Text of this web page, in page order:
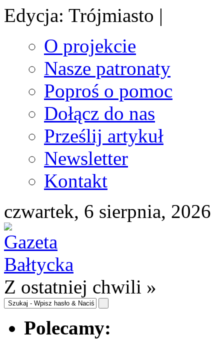
Edycja: Trójmiasto |
O projekcie
Nasze patronaty
Poproś o pomoc
Dołącz do nas
Prześlij artykuł
Newsletter
Kontakt
czwartek, 6 sierpnia, 2026
Z ostatniej chwili »
Polecamy: